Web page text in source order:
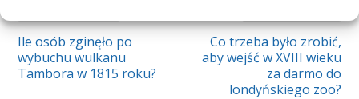
Ile osób zginęło po
wybuchu wulkanu
Tambora w 1815 roku?
Co trzeba było zrobić,
aby wejść w XVIII wieku
za darmo do
londyńskiego zoo?